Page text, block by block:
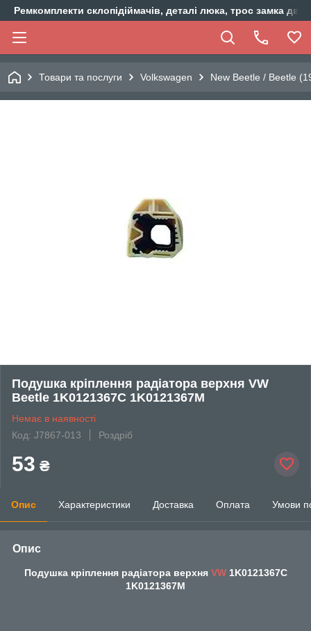
Ремкомплекти склопідіймачів, деталі люка, трос замка
Товари та послуги Volkswagen New Beetle / Beetle
Подушка кріплення радіатора верхня VW
Beetle 1K0121367C 1K0121367M
Немає в наявності
Код: J7867-013
Роздріб
53 ₴
Опис Характеристики Доставка Оплата Умови
Опис
Подушка кріплення радіатора верхня VW1K0121367C
1K0121367M